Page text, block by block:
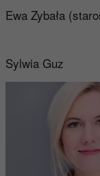
Ewa Zybała
Sylwia Guz